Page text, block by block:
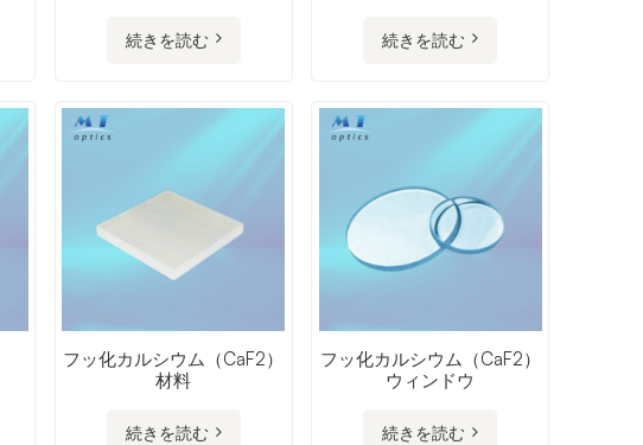
続きを読む 続きを読む
フッ化カルシウム（CaF2）
材料
続きを読む
フッ化カルシウム（CaF2）
ウィンドウ
続きを読む